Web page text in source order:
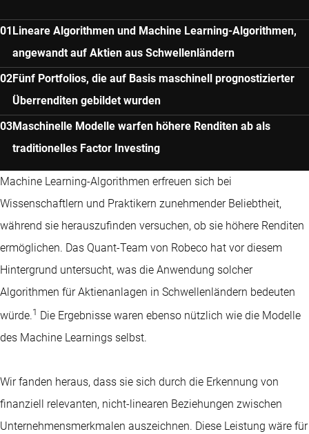
Lineare Algorithmen und Machine Learning-Algorithmen,
angewandt auf Aktien aus Schwellenländern
Fünf Portfolios, die auf Basis maschinell prognostizierter
Überrenditen gebildet wurden
Maschinelle Modelle warfen höhere Renditen ab als
traditionelles Factor Investing
Machine Learning-Algorithmen erfreuen sich bei
Wissenschaftlern und Praktikern zunehmender Beliebtheit,
während sie herauszufinden versuchen, ob sie höhere Renditen
ermöglichen. Das Quant-Team von Robeco hat vor diesem
Hintergrund untersucht, was die Anwendung solcher
Algorithmen für Aktienanlagen in Schwellenländern bedeuten
würde.1 Die Ergebnisse waren ebenso nützlich wie die Modelle
des Machine Learnings selbst.
Wir fanden heraus, dass sie sich durch die Erkennung von
finanziell relevanten, nicht-linearen Beziehungen zwischen
Unternehmensmerkmalen auszeichnen. Diese Leistung wäre für